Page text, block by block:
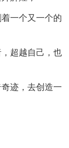
一个又一个的
超越自己，也
迹，去创造一